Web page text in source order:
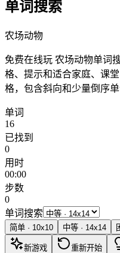
单词搜索
农场动物
免费在线玩 农场动物单词
格、提示和适合家庭、课
格，包含斜向和少量倒序单
单词
16
已找到
0
用时
00:00
步数
0
单词搜索
简单 · 10x10 中等 · 14x14
新游戏 重新开始